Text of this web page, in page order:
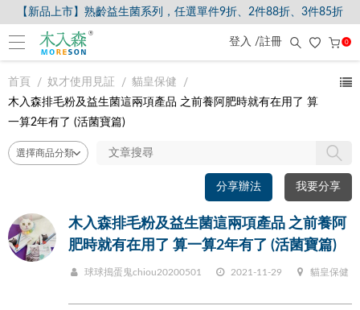
【新品上市】熟齡益生菌系列，任選單件9折、2件88折、3件85折
登入 /註冊 0
首頁 奴才使用見証
貓皇保健
木入森排毛粉及益生菌這兩項產品 之前養阿肥時就有在用了 算
一算2年有了 (活菌寶篇)
分享辦法 我要分享
木入森排毛粉及益生菌這兩項產品 之前養阿
肥時就有在用了 算一算2年有了 (活菌寶篇)
球球搗蛋鬼chiou20200501 2021-11-29 貓皇保健